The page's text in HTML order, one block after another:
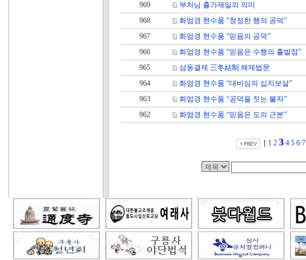
969
부처님 출가재일의 의미
968
화엄경 현수품 “청정한 행의 공덕”
967
화엄경 현수품 “믿음의 공덕”
966
화엄경 현수품 “믿음은 수행의 출발점”
965
삼동결제 三冬結制 해제법문
964
화엄경 현수품 “대비심의 십지보살”
963
화엄경 현수품 “공덕을 짓는 불자”
962
화엄경 현수품 “믿음은 도의 근본”
[ 1 2 3 4 5 6 7